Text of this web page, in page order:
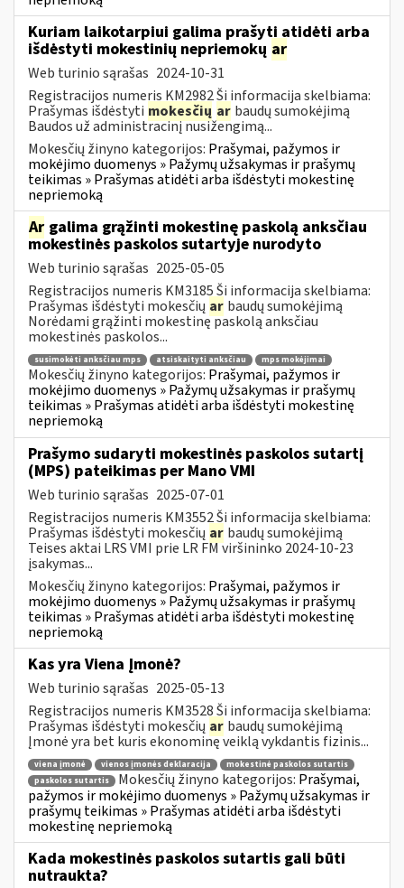
Kuriam laikotarpiui galima prašyti atidėti arba
išdėstyti mokestinių nepriemokų ar
Web turinio sąrašas 2024-10-31
Registracijos numeris KM2982 Ši informacija skelbiama:
Prašymas išdėstyti mokesčių ar baudų sumokėjimą
Baudos už administracinį nusižengimą...
Mokesčių žinyno kategorijos: Prašymai, pažymos ir
mokėjimo duomenys » Pažymų užsakymas ir prašymų
teikimas » Prašymas atidėti arba išdėstyti mokestinę
nepriemoką
Ar galima grąžinti mokestinę paskolą anksčiau
mokestinės paskolos sutartyje nurodyto
Web turinio sąrašas 2025-05-05
Registracijos numeris KM3185 Ši informacija skelbiama:
Prašymas išdėstyti mokesčių ar baudų sumokėjimą
Norėdami grąžinti mokestinę paskolą anksčiau
mokestinės paskolos...
susimokėti anksčiau mps atsiskaityti anksčiau mps mokėjimai
Mokesčių žinyno kategorijos: Prašymai, pažymos ir
mokėjimo duomenys » Pažymų užsakymas ir prašymų
teikimas » Prašymas atidėti arba išdėstyti mokestinę
nepriemoką
Prašymo sudaryti mokestinės paskolos sutartį
(MPS) pateikimas per Mano VMI
Web turinio sąrašas 2025-07-01
Registracijos numeris KM3552 Ši informacija skelbiama:
Prašymas išdėstyti mokesčių ar baudų sumokėjimą
Teises aktai LRS VMI prie LR FM viršininko 2024-10-23
įsakymas...
Mokesčių žinyno kategorijos: Prašymai, pažymos ir
mokėjimo duomenys » Pažymų užsakymas ir prašymų
teikimas » Prašymas atidėti arba išdėstyti mokestinę
nepriemoką
Kas yra Viena Įmonė?
Web turinio sąrašas 2025-05-13
Registracijos numeris KM3528 Ši informacija skelbiama:
Prašymas išdėstyti mokesčių ar baudų sumokėjimą
Įmonė yra bet kuris ekonominę veiklą vykdantis fizinis...
viena įmonė vienos įmonės deklaracija
mokestinė paskolos sutartis
paskolos sutartis
Mokesčių žinyno kategorijos: Prašymai,
pažymos ir mokėjimo duomenys » Pažymų užsakymas ir
prašymų teikimas » Prašymas atidėti arba išdėstyti
mokestinę nepriemoką
Kada mokestinės paskolos sutartis gali būti
nutraukta?